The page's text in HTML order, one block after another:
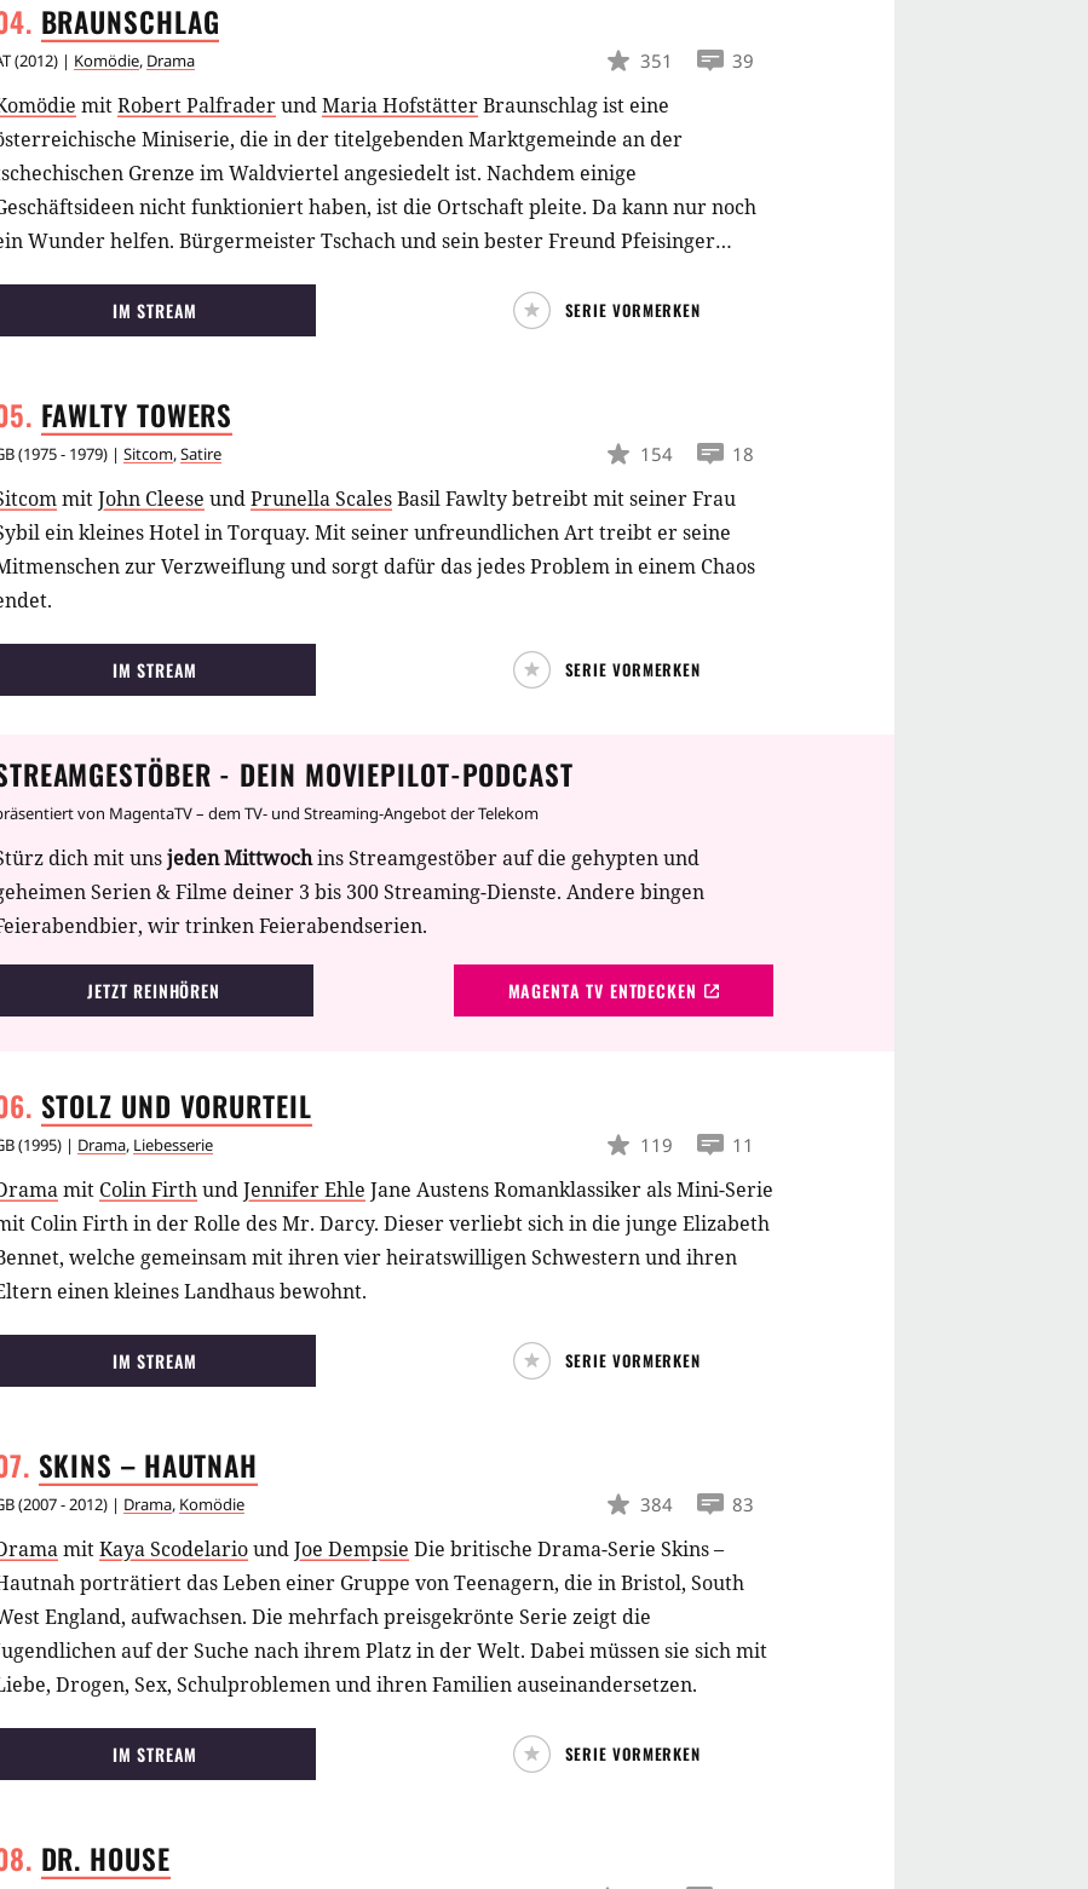
BRAUNSCHLAG
(2012) | Komödie, Drama 351 39
mitRobert PalfraderundMaria HofstätterBraunschlag ist eine
Miniserie, die in der titelgebenden Marktgemeinde an der
Grenze im Waldviertel angesiedelt ist. Nachdem einige
nicht funktioniert haben, ist die Ortschaft pleite. Da kann nur noch
Wunder helfen. Bürgermeister Tschach und sein bester Freund Pfeisinger
Unheil – seinen Lauf nimmt.
IM STREAM SERIE VORMERKEN
FAWLTY TOWERS
(1975 - 1979) | Sitcom,Satire 154 18
mitJohn Cleese undPrunella ScalesBasil Fawlty betreibt mit seiner Frau
ein kleines Hotel in Torquay. Mit seiner unfreundlichen Art treibt er seine
zur Verzweiflung und sorgt dafür das jedes Problem in einem Chaos
IM STREAM SERIE VORMERKEN
- DEIN MOVIEPILOT-PODCAST
von MagentaTV – dem TV- und Streaming-Angebot der Telekom
dich mit unsjeden Mittwochins Streamgestöber auf die gehypten und
Serien & Filme deiner 3 bis 300 Streaming-Dienste. Andere bingen
wir trinken Feierabendserien.
JETZT REINHÖREN MAGENTA TV ENTDECKEN
STOLZ UND VORURTEIL
(1995) | Drama, Liebesserie 119 11
mit Colin FirthundJennifer Ehle Jane Austens Romanklassiker als Mini-Serie
Colin Firth in der Rolle des Mr. Darcy. Dieser verliebt sich in die junge Elizabeth
welche gemeinsam mit ihren vier heiratswilligen Schwestern und ihren
einen kleines Landhaus bewohnt.
IM STREAM SERIE VORMERKEN
SKINS – HAUTNAH
(2007 - 2012) | Drama, Komödie 384 83
mitKaya ScodelarioundJoe Dempsie Die britische Drama-Serie Skins –
porträtiert das Leben einer Gruppe von Teenagern, die in Bristol, South
England, aufwachsen. Die mehrfach preisgekrönte Serie zeigt die
auf der Suche nach ihrem Platz in der Welt. Dabei müssen sie sich mit
Drogen, Sex, Schulproblemen und ihren Familien auseinandersetzen.
IM STREAM SERIE VORMERKEN
DR. HOUSE